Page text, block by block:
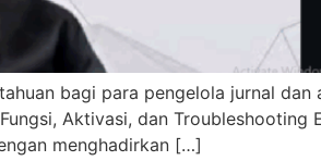
bagi para pengelola jurnal dan
Aktivasi, dan Troubleshooting
menghadirkan […]